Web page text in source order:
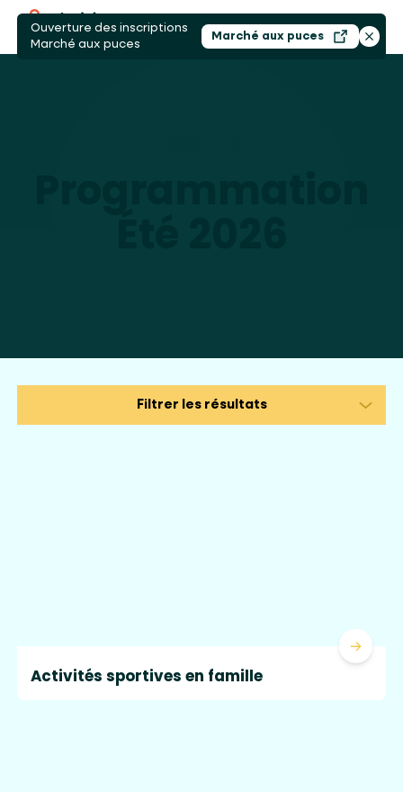
Ouverture des inscriptions
Marché aux puces
Marché aux pucesOuvrir dans un
Ouvrir le tiroirFiltrer les résultats
Lire la
Activités sportives en famille